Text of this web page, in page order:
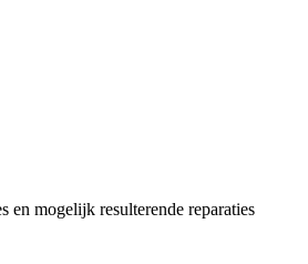
en mogelijk resulterende reparaties